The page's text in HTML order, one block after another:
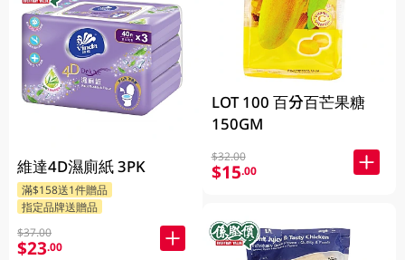
維達4D濕廁紙 3PK
滿$158送1件贈品
指定品牌送贈品
$37.00
$23.00
LOT 100 百分百芒果糖
150GM
$32.00
$15.00